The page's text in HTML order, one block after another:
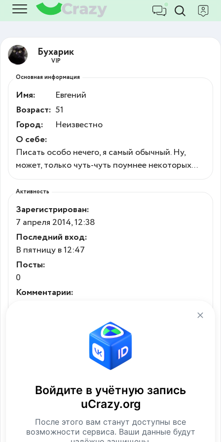
Бухарик
VIP
Основная информация
Имя:
Евгений
Возраст: 51
Город:
Неизвестно
О себе:
Писать особо нечего, я самый обычный. Ну,
может, только чуть-чуть поумнее некоторых...
Активность
Зарегистрирован:
7 апреля 2014, 12:38
Последний вход:
В пятницу в 12:47
Посты:
0
Комментарии:
Посмотреть
Контакты
Войдите в учётную запись
uCrazy.org
После этого вам станут доступны все
возможности сервиса. Ваши данные будут